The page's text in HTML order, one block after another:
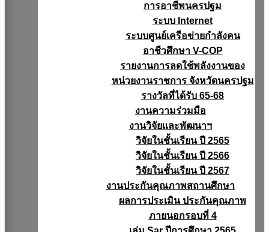
การอาชีพนครปฐม
ระบบ Internet
ระบบศูนย์เครือข่ายกำลังคน
อาชีวศึกษา V-COP
รายงานการลดใช้พลังงานของ
หน่วยงานราชการ จังหวัดนครปฐม
รางวัลที่ได้รับ 65-68
งานความร่วมมือ
งานวิจัยเเละพัฒนาฯ
วิจัยในชั้นเรียน ปี 2565
วิจัยในชั้นเรียน ปี 2566
วิจัยในชั้นเรียน ปี 2567
งานประกันคุณภาพสถานศึกษา
ผลการประเมิน ประกันคุณภาพ
ภายนอกรอบที่ 4